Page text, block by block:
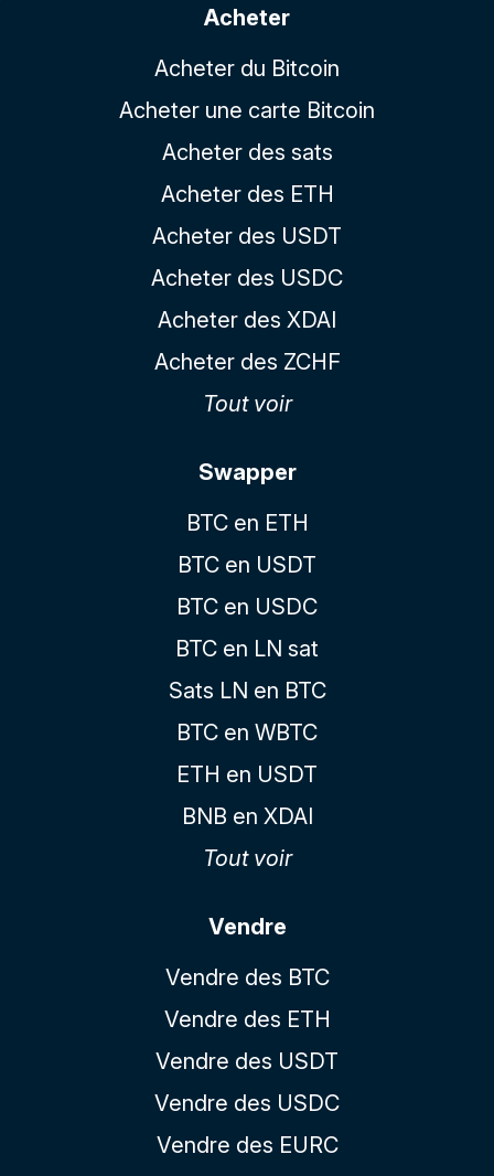
Acheter
Acheter du Bitcoin
Acheter une carte Bitcoin
Acheter des sats
Acheter des ETH
Acheter des USDT
Acheter des USDC
Acheter des XDAI
Acheter des ZCHF
Tout voir
Swapper
BTC en ETH
BTC en USDT
BTC en USDC
BTC en LN sat
Sats LN en BTC
BTC en WBTC
ETH en USDT
BNB en XDAI
Tout voir
Vendre
Vendre des BTC
Vendre des ETH
Vendre des USDT
Vendre des USDC
Vendre des EURC